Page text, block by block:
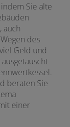
Sie alte
auch
des
Geld und
beraten Sie
einer